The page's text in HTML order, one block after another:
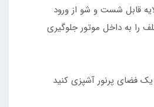
وجود یک فیلتر ۳ لایه قابل شست و شو از ورود
را به داخل موتور جلوگیری